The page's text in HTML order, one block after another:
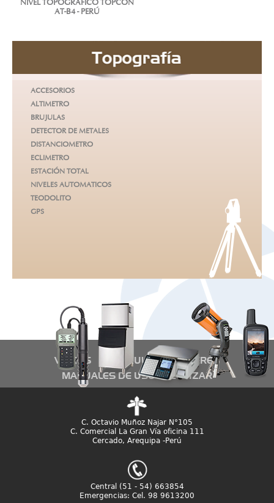
NIVEL TOPOGRÁFICO TOPCON
AT-B4 - PERÚ
ACCESORIOS
ALTIMETRO
BRUJULAS
DETECTOR DE METALES
DISTANCIOMETRO
ECLIMETRO
ESTACIÓN TOTAL
NIVELES AUTOMATICOS
TEODOLITO
GPS
VIDEOS ARTÍCULOS DE INTERÉS
MANUALES DE USO COTIZAR
C. Octavio Muñoz Najar N°105
C. Comercial La Gran Vía oficina 111
Cercado, Arequipa -Perú
Central (51 - 54) 663854
Emergencias: Cel. 98 9613200